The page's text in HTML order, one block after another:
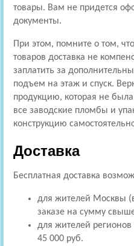
товары. Вам не придется
документы.
При этом, помните о том,
товаров доставка не
заплатить за
подъем на этаж и спуск.
продукцию, которая не
все заводские пломбы и
конструкцию
Доставка
Бесплатная доставка
для жителей Москвы
заказе на сумму
для жителей
45 000 руб.